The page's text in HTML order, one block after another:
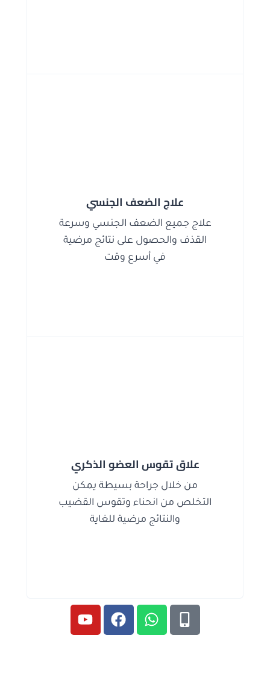
علاج الضعف الجنسي
علاج جميع الضعف الجنسي وسرعة
القذف والحصول على نتائج مرضية
في أسرع وقت
علاق تقوس العضو الذكري
من خلال جراحة بسيطة يمكن
التخلص من انحناء وتقوس القضيب
والنتائج مرضية للغاية